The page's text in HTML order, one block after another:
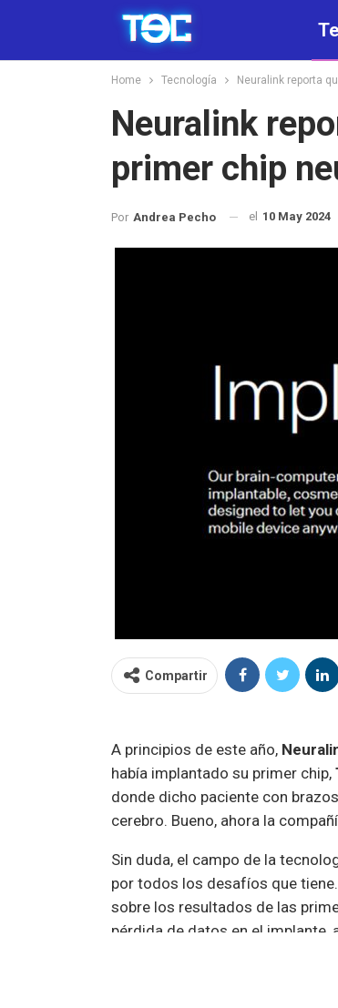
Home Tecnología Neuralink reporta
Neuralink
primer chip
Por Andrea Pecho el 10 May 2024
Compartir
A principios de este año,
había implantado su primer chip,
donde dicho paciente con
cerebro. Bueno, ahora la
Sin duda, el campo de la
por todos los desafíos que
sobre los resultados de las
pérdida de datos en el implante,